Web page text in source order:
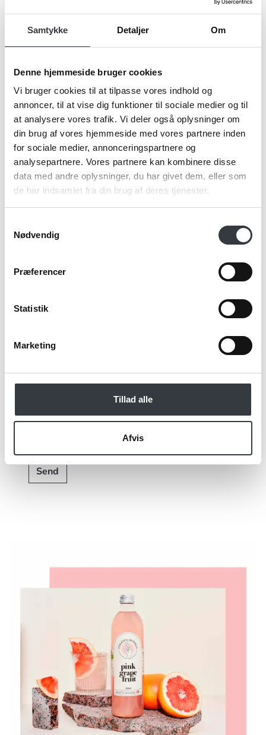
Samtykke Detaljer Om
Denne hjemmeside bruger cookies
Vi bruger cookies til at tilpasse vores indhold og
annoncer, til at vise dig funktioner til sociale medier og til
at analysere vores trafik. Vi deler også oplysninger om
din brug af vores hjemmeside med vores partnere inden
for sociale medier, annonceringspartnere og
analysepartnere. Vores partnere kan kombinere disse
data med andre oplysninger, du har givet dem, eller som
de har indsamlet fra din brug af deres tjenester.
Nødvendig
Præferencer
Statistik
Marketing
Tillad alle
Afvis
Navn*
Firma*
Telefonnr.*
Email*
Kommentar
Jeg bekræfter at have læst TE & KAFFE
Send